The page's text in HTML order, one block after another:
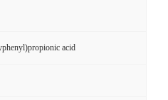
acid